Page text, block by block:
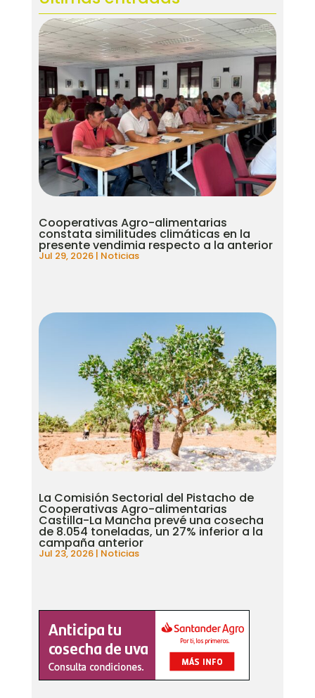
Cooperativas Agro-alimentarias
constata similitudes climáticas en la
presente vendimia respecto a la anterior
Jul 29, 2026| Noticias
La Comisión Sectorial del Pistacho de
Cooperativas Agro-alimentarias
Castilla-La Mancha prevé una cosecha
de 8.054 toneladas, un 27% inferior a la
campaña anterior
Jul 23, 2026| Noticias